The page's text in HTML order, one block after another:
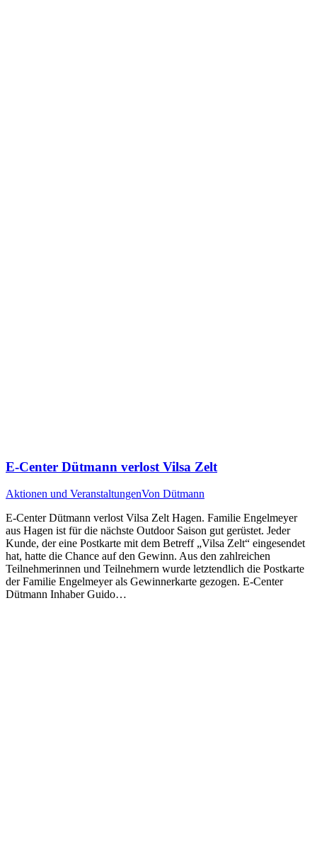
E-Center Dütmann verlost Vilsa Zelt
Aktionen und VeranstaltungenVon Dütmann
E-Center Dütmann verlost Vilsa Zelt Hagen. Familie Engelmeyer
aus Hagen ist für die nächste Outdoor Saison gut gerüstet. Jeder
Kunde, der eine Postkarte mit dem Betreff „Vilsa Zelt“ eingesendet
hat, hatte die Chance auf den Gewinn. Aus den zahlreichen
Teilnehmerinnen und Teilnehmern wurde letztendlich die Postkarte
der Familie Engelmeyer als Gewinnerkarte gezogen. E-Center
Dütmann Inhaber Guido…